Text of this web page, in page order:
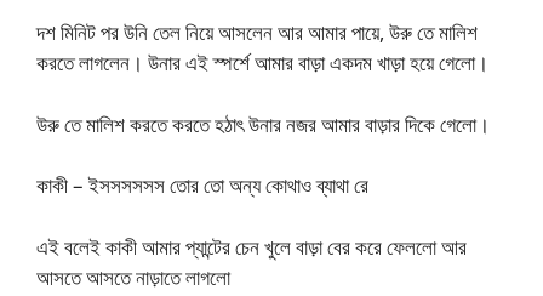
দশ মিনিট পর উনি তেল নিয়ে আসলেন আর আমার পায়ে, উরু তে মালিশ
করতে লাগলেন। উনার এই স্পর্শে আমার বাড়া একদম খাড়া হয়ে গেলো।
উরু তে মালিশ করতে করতে হঠাৎ উনার নজর আমার বাড়ার দিকে গেলো।
কাকী – ইসসসসসস তোর তো অন্য কোথাও ব্যাথা রে
এই বলেই কাকী আমার প্যান্টের চেন খুলে বাড়া বের করে ফেললো আর
আসতে আসতে নাড়াতে লাগলো